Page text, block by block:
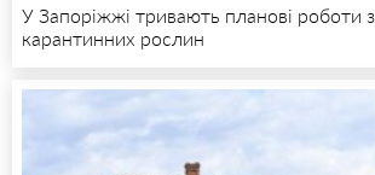
У Запоріжжі тривають планові роботи
карантинних рослин